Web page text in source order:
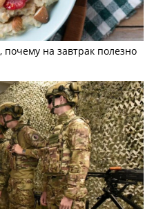
почему на завтрак полезно